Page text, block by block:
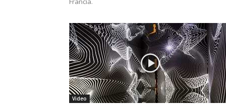
Video